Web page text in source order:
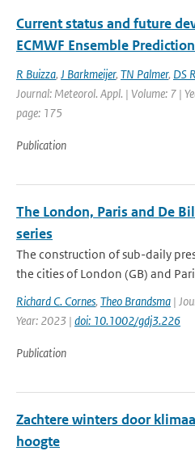
Current status and future
ECMWF Ensemble
R Buizza, J Barkmeijer, TN Palmer, DS
Journal: Meteorol. Appl. | Volume: 7 |
page: 175
Publication
The London, Paris and De
series
The construction of sub-daily
the cities of London (GB) and
Richard C. Cornes, Theo Brandsma |
Year: 2023 | doi: 10.1002/gdj3.226
Publication
Zachtere winters door
hoogte